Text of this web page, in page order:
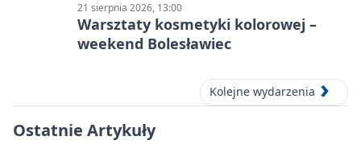
21 sierpnia 2026, 13:00
Warsztaty kosmetyki kolorowej –
weekend Bolesławiec
Kolejne wydarzenia
Ostatnie Artykuły